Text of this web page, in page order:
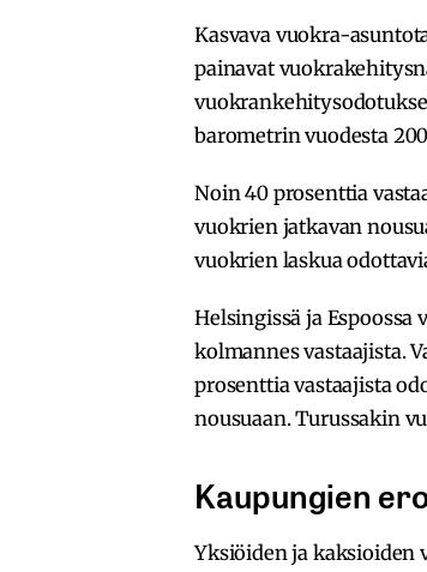
Kasvava vuokra-
painavat
barometrin vuodesta
Noin 40 prosenttia
vuokrien jatkavan
vuokrien laskua
Helsingissä ja
kolmannes vastaajista.
prosenttia vastaajista
nousuaan. Turussakin
Kaupungien
Yksiöiden ja